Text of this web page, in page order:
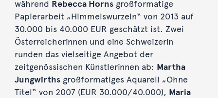
während Rebecca Hornsgroßformatige
Papierarbeit „Himmelswurzeln“ von 2013 auf
30.000 bis 40.000 EUR geschätzt ist. Zwei
Österreicherinnen und eine Schweizerin
runden das vielseitige Angebot der
zeitgenössischen Künstlerinnen ab: Martha
Jungwirthsgroßformatiges Aquarell „Ohne
Titel“ von 2007 (EUR 30.000/40.000), Maria